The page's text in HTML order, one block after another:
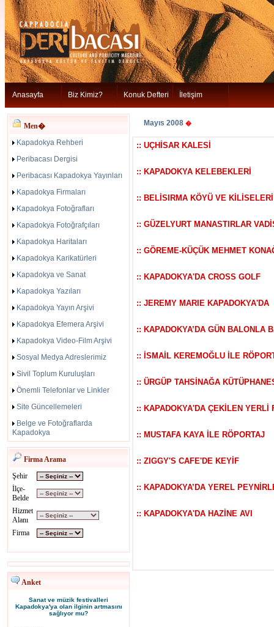
Anasayfa Biz Kimiz? Konuk Defteri İletişim
Men�
Kapadokya Rehberi
Peribacası Dergisi
Peribacası Kapadokya Yayınları
Kapadokya Firmaları
Kapadokya Fotoğrafları
Kapadokya Fotoğrafçıları
Kapadokya Haritaları
Kapadokya Karikatürleri
Kapadokya ve Sanat
Kapadokya Yazıları
Kapadokya Yayın Arşivi
Kapadokya Efemera Arşivi
Kapadokya Video-Film Arşivi
Sosyal Medya Adreslerimiz
Sivil Toplum Kuruluşları
Önemli Telefonlar ve Linkler
Site Güncellemeleri
Belge ve Fotoğraflarda
Kapadokya
Firma Arama
Şehir
İlçe-
Belde
Hizmet
Alanı
Firma
Anket
Sanat ve müzik festivalleri
Kapadokya'ya olan ilginin artmasını
sağlıyor mu?
Mayıs 2008 �
:: UÇHİSAR KALESİ
:: KAPADOKYA KELEBEKLERİ
:: BELİSIRMA KÖYÜ VE KİLİSELERİ
:: GÜZELYURT MANASTIRLAR
:: GÖREME-KÜÇÜK MEHMET
:: KAPADOKYA'DA CROSS GOLF
:: JEREMY MARIE KAPADOKYA'DA
:: KAPADOKYA’DA GÜN BALONLA
:: İSMAİL KEREMOĞLU İLE
:: ÜRGÜP TAHSİNAĞA
:: KAPADOKYA'DA ÇEKİLEN YERLİ
:: MUSTAFA KAYA İLE RÖPORTAJ
:: ZIGGY'S CAFE'DE KEYİF
:: KAPADOKYA’DA YEREL
:: KAPADOKYA'DA HAZİNE AVI